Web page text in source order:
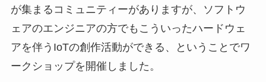
が集まるコミュニティーがありますが、ソフトウ
ェアのエンジニアの方でもこういったハードウェ
アを伴うIoTの創作活動ができる、ということでワ
ークショップを開催しました。